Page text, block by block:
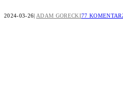
2024-03-26 ADAM GORECKI77